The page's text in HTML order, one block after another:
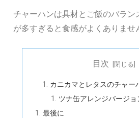
チャーハンは具材とご飯のバラン
が多すぎると食感がよくありませ
目次
カニカマとレタスのチャー
ツナ缶アレンジバージョ
最後に